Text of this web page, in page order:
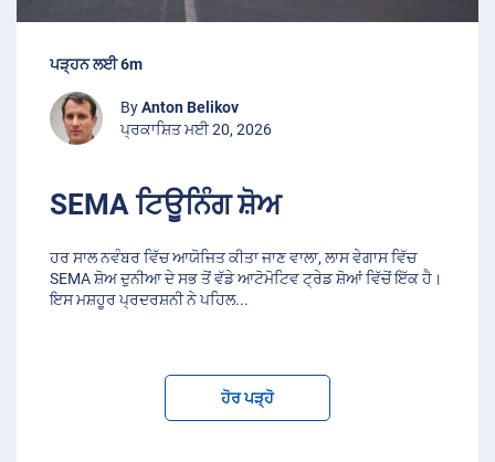
ਪੜ੍ਹਨ ਲਈ 6m
ByAnton Belikov
ਪ੍ਰਕਾਸ਼ਿਤ ਮਈ 20, 2026
SEMA ਟਿਊਨਿੰਗ ਸ਼ੋਅ
ਹਰ ਸਾਲ ਨਵੰਬਰ ਵਿੱਚ ਆਯੋਜਿਤ ਕੀਤਾ ਜਾਣ ਵਾਲਾ, ਲਾਸ ਵੇਗਾਸ ਵਿੱਚ
SEMA ਸ਼ੋਅ ਦੁਨੀਆ ਦੇ ਸਭ ਤੋਂ ਵੱਡੇ ਆਟੋਮੋਟਿਵ ਟ੍ਰੇਡ ਸ਼ੋਆਂ ਵਿੱਚੋਂ ਇੱਕ ਹੈ।
ਇਸ ਮਸ਼ਹੂਰ ਪ੍ਰਦਰਸ਼ਨੀ ਨੇ ਪਹਿਲ...
ਹੋਰ ਪੜ੍ਹੋ